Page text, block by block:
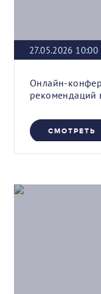
27.05.2026 10:00
Онлайн-
рекомендаций
СМОТРЕТЬ